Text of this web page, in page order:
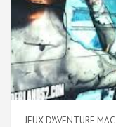
JEUX D'AVENTURE MAC